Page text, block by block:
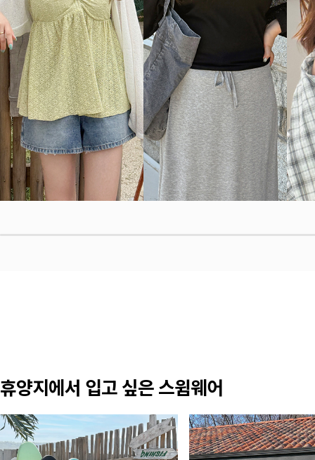
휴양지에서 입고 싶은 스윔웨어